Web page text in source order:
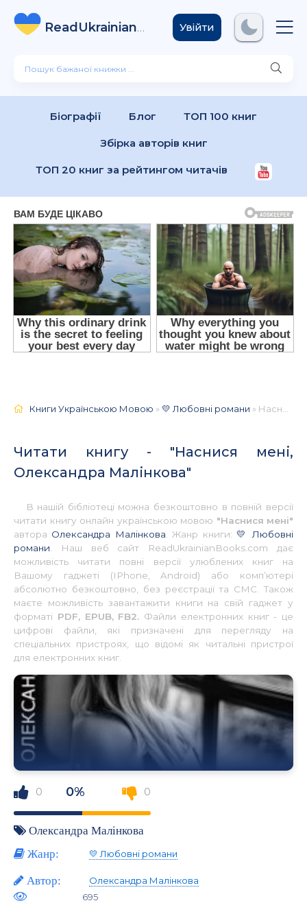
ReadUkrainian
Books .com
Увійти
Біографії Блог ТОП 100 книг
Збірка авторів книг
ТОП 20 книг за рейтингом читачів
Книги Українською Мовою »💛 Любовні романи » Наснися мені, Олександра Малінкова 📚 - Українською
Читати книгу - "Наснися мені,
Олександра Малінкова"
В нашій бібліотеці можна безкоштовно в повній версії
читати книгу онлайн українською мовою "Наснися мені"
автора Олександра Малінкова . Жанр книги:💛 Любовні
романи . Наш веб сайт ReadUkrainianBooks.com дає
можливість читати повні версії улюблених книг на
Вашому гаджеті (IPhone, Android) або комп’ютері
абсолютно безкоштовно, без реєстрації та СМС. Також
маєте можливість завантажити книги на свій гаджет у
форматі PDF, EPUB, FB2. Файли електронних книг - це
цифрові файли, які призначені для перегляду на
спеціальних пристроях, що відомі як читальні пристрої
для електронних книг.
0 0% 0
Олександра Малінкова
Жанр:
💛 Любовні романи
Автор:
Олександра Малінкова
695